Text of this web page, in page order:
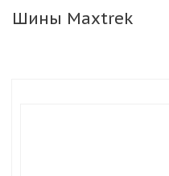
Шины Maxtrek